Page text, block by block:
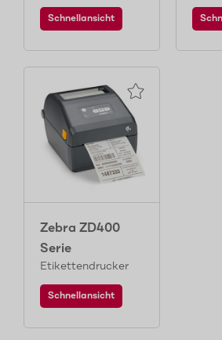
Schnellansicht
Zebra ZD400
Serie
Etikettendrucker
Schnellansicht